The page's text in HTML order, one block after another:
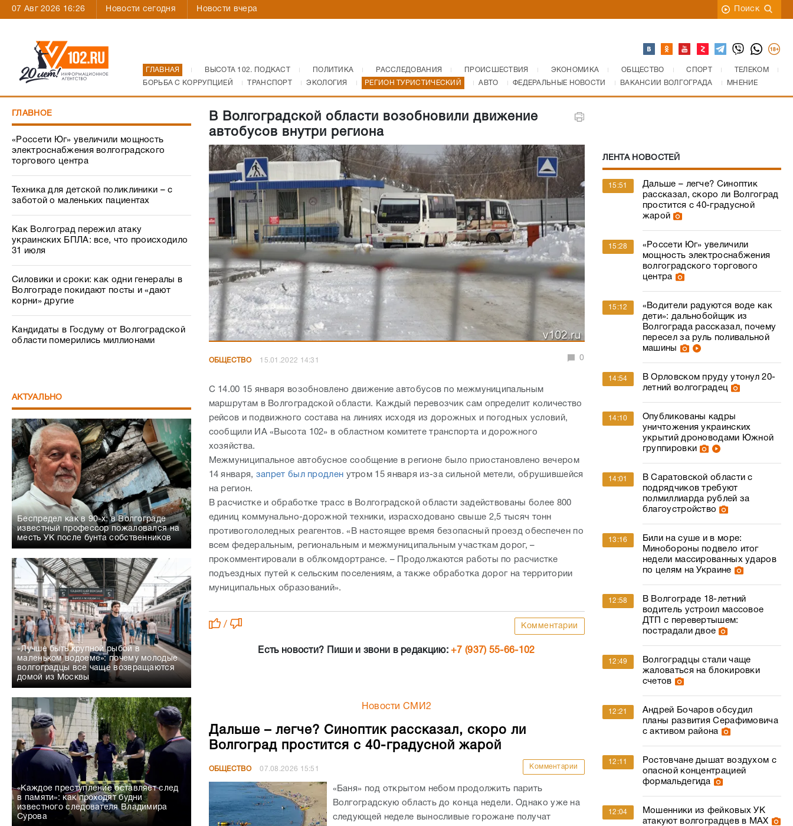
07 Авг 2026 16:26 Новости сегодня Новости вчера Поиск
ГЛАВНАЯ ВЫСОТА 102. ПОДКАСТ ПОЛИТИКА РАССЛЕДОВАНИЯ ПРОИСШЕСТВИЯ ЭКОНОМИКА ОБЩЕСТВО СПОРТ
ТЕЛЕКОМ
БОРЬБА С КОРРУПЦИЕЙ
ТРАНСПОРТ ЭКОЛОГИЯ РЕГИОН ТУРИСТИЧЕСКИЙ АВТО ФЕДЕРАЛЬНЫЕ НОВОСТИ ВАКАНСИИ ВОЛГОГРАДА МНЕНИЕ
ГЛАВНОЕ
«Россети Юг» увеличили мощность
электроснабжения волгоградского
торгового центра
Техника для детской поликлиники – с
заботой о маленьких пациентах
Как Волгоград пережил атаку
украинских БПЛА: все, что происходило
31 июля
Силовики и сроки: как одни генералы в
Волгограде покидают посты и «дают
корни» другие
Кандидаты в Госдуму от Волгоградской
области померились миллионами
АКТУАЛЬНО
Беспредел как в 90-х: в Волгограде
известный профессор пожаловался на
месть УК после бунта собственников
«Лучше быть крупной рыбой в
маленьком водоеме»: почему молодые
волгоградцы все чаще возвращаются
домой из Москвы
«Каждое преступление оставляет след
в памяти»: как проходят будни
известного следователя Владимира
Сурова
В Волгоградской области возобновили движение
автобусов внутри региона
ОБЩЕСТВО 15.01.2022 14:31 0
С 14.00 15 января возобновлено движение автобусов по межмуниципальным
маршрутам в Волгоградской области. Каждый перевозчик сам определит количество
рейсов и подвижного состава на линиях исходя из дорожных и погодных условий,
сообщили ИА «Высота 102» в областном комитете транспорта и дорожного
хозяйства.
Межмуниципальное автобусное сообщение в регионе было приостановлено вечером
14 января, запрет был продлен утром 15 января из-за сильной метели, обрушившейся
на регион.
В расчистке и обработке трасс в Волгоградской области задействованы более 800
единиц коммунально-дорожной техники, израсходовано свыше 2,5 тысяч тонн
противогололедных реагентов. «В настоящее время безопасный проезд обеспечен по
всем федеральным, региональным и межмуниципальным участкам дорог, –
прокомментировали в облкомдортрансе. – Продолжаются работы по расчистке
подъездных путей к сельским поселениям, а также обработка дорог на территории
муниципальных образований».
/ Комментарии
Есть новости? Пиши и звони в редакцию:+7 (937) 55-66-102
Новости СМИ2
Дальше – легче? Синоптик рассказал, скоро ли
Волгоград простится с 40-градусной жарой
ОБЩЕСТВО 07.08.2026 15:51 Комментарии
«Баня» под открытом небом продолжить парить
Волгоградскую область до конца недели. Однако уже на
следующей неделе выносливые горожане получат
ЛЕНТА НОВОСТЕЙ
15:51
Дальше – легче? Синоптик
рассказал, скоро ли Волгоград
простится с 40-градусной
жарой
15:28
«Россети Юг» увеличили
мощность электроснабжения
волгоградского торгового
центра
15:12
«Водители радуются воде как
дети»: дальнобойщик из
Волгограда рассказал, почему
пересел за руль поливальной
машины
14:54
В Орловском пруду утонул 20-
летний волгоградец
14:10
Опубликованы кадры
уничтожения украинских
укрытий дроноводами Южной
группировки
14:01
В Саратовской области с
подрядчиков требуют
полмиллиарда рублей за
благоустройство
13:16
Били на суше и в море:
Минобороны подвело итог
недели массированных ударов
по целям на Украине
12:58
В Волгограде 18-летний
водитель устроил массовое
ДТП с перевертышем:
пострадали двое
12:49
Волгоградцы стали чаще
жаловаться на блокировки
счетов
12:21
Андрей Бочаров обсудил
планы развития Серафимовича
с активом района
12:11
Ростовчане дышат воздухом с
опасной концентрацией
формальдегида
12:04
Мошенники из фейковых УК
атакуют волгоградцев в МАХ